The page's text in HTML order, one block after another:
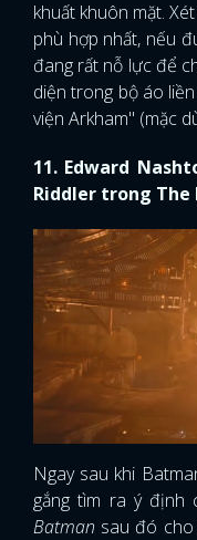
khuất khuôn mặt.
phù hợp nhất, nếu
đang rất nỗ lực để
diện trong bộ áo
viện Arkham" (mặc
11. Edward
Riddler trong The
Ngay sau khi
gắng tìm ra ý định
Batman sau đó cho